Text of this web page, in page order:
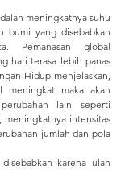
bumi yang disebabkan
Pemanasan global
hari terasa lebih panas
Hidup menjelaskan,
meningkat maka akan
perubahan lain seperti
meningkatnya intensitas
jumlah dan pola